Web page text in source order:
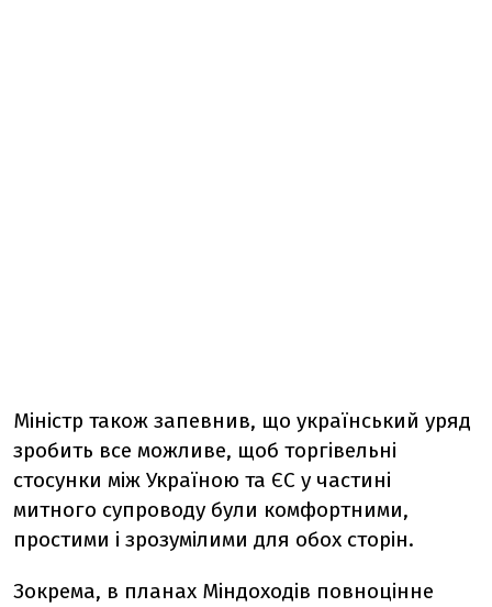
Міністр також запевнив, що український уряд
зробить все можливе, щоб торгівельні
стосунки між Україною та ЄС у частині
митного супроводу були комфортними,
простими і зрозумілими для обох сторін.
Зокрема, в планах Міндоходів повноцінне